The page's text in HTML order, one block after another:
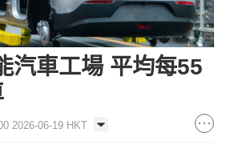
汽車工場 平均每55
2026-06-19 HKT